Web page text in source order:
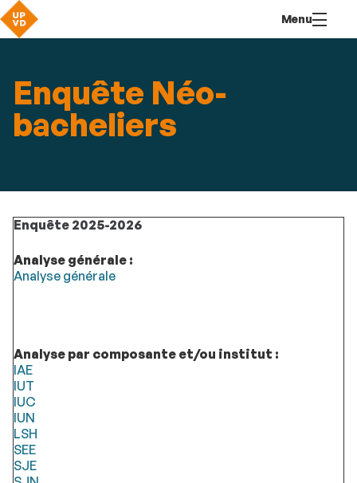
contenu
Menu
Enquête Néo-
bacheliers
Enquête 2025-2026
Analyse générale :
Analyse générale
Analyse par composante et/ou institut :
IAE
IUT
IUC
IUN
LSH
SEE
SJE